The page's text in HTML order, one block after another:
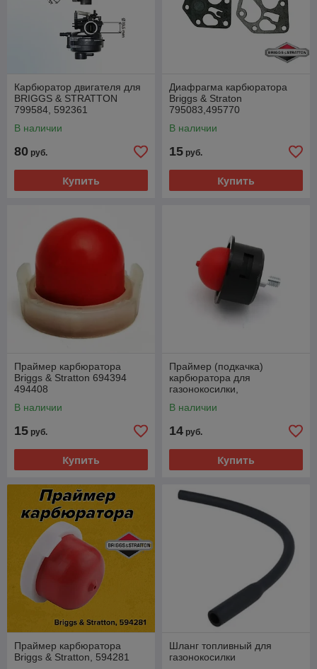
Карбюратор двигателя для
BRIGGS & STRATTON
799584, 592361
В наличии
80 руб.
Купить
Диафрагма карбюратора
Briggs & Straton
795083,495770
В наличии
15 руб.
Купить
Праймер карбюратора
Briggs & Stratton 694394
494408
В наличии
15 руб.
Купить
Праймер (подкачка)
карбюратора для
газонокосилки,
В наличии
14 руб.
Купить
Праймер карбюратора
Briggs & Stratton, 594281
Шланг топливный для
газонокосилки